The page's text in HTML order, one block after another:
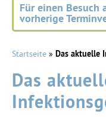
Für einen Besuch
vorherige
Startseite » Das aktuelle
Das